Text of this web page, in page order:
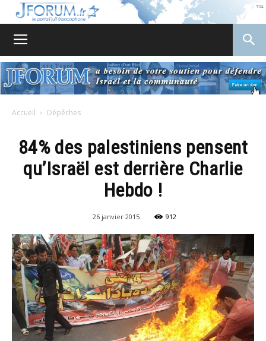
Accueil Dépêches
84% des palestiniens pensent
qu’Israël est derrière Charlie
Hebdo !
26 janvier 2015 912